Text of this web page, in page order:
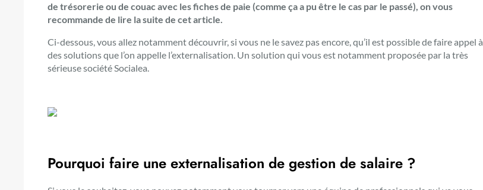
de trésorerie ou de couac avec les fiches de paie (comme ça a pu être le cas par le passé), on vous
recommande de lire la suite de cet article.
Ci-dessous, vous allez notamment découvrir, si vous ne le savez pas encore, qu’il est possible de faire appel à
des solutions que l’on appelle l’externalisation. Un solution qui vous est notamment proposée par la très
sérieuse société Socialea.
Pourquoi faire une externalisation de gestion de salaire ?